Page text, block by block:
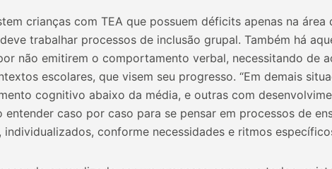
crianças com TEA que possuem déficits apenas na área
trabalhar processos de inclusão grupal. Também há
não emitirem o comportamento verbal, necessitando de
escolares, que visem seu progresso. “Em demais
cognitivo abaixo da média, e outras com
entender caso por caso para se pensar em processos de
conforme necessidades e ritmos